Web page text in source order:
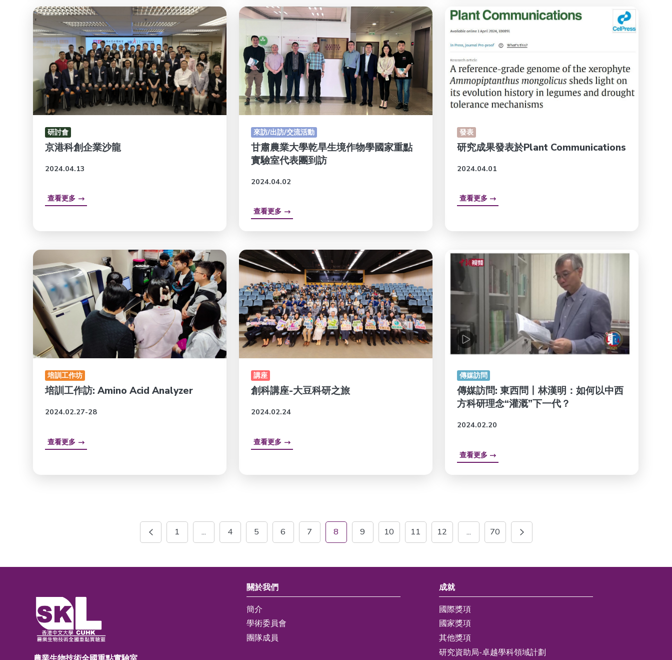
研討會
京港科創企業沙龍
2024.04.13
查看更多
來訪/出訪/交流活動
甘肅農業大學乾旱生境作物學國家重點
實驗室代表團到訪
2024.04.02
查看更多
發表
研究成果發表於Plant Communications
2024.04.01
查看更多
培訓工作坊
培訓工作訪: Amino Acid Analyzer
2024.02.27-28
查看更多
講座
創科講座-大豆科研之旅
2024.02.24
查看更多
傳媒訪問
傳媒訪問: 東西問丨林漢明：如何以中西
方科研理念“灌溉”下一代？
2024.02.20
查看更多
1 ... 4 5 6 7 8 9 10 11 12 ... 70
關於我們
簡介
學術委員會
團隊成員
成就
國際獎項
國家獎項
其他獎項
研究資助局-卓越學科領域計劃